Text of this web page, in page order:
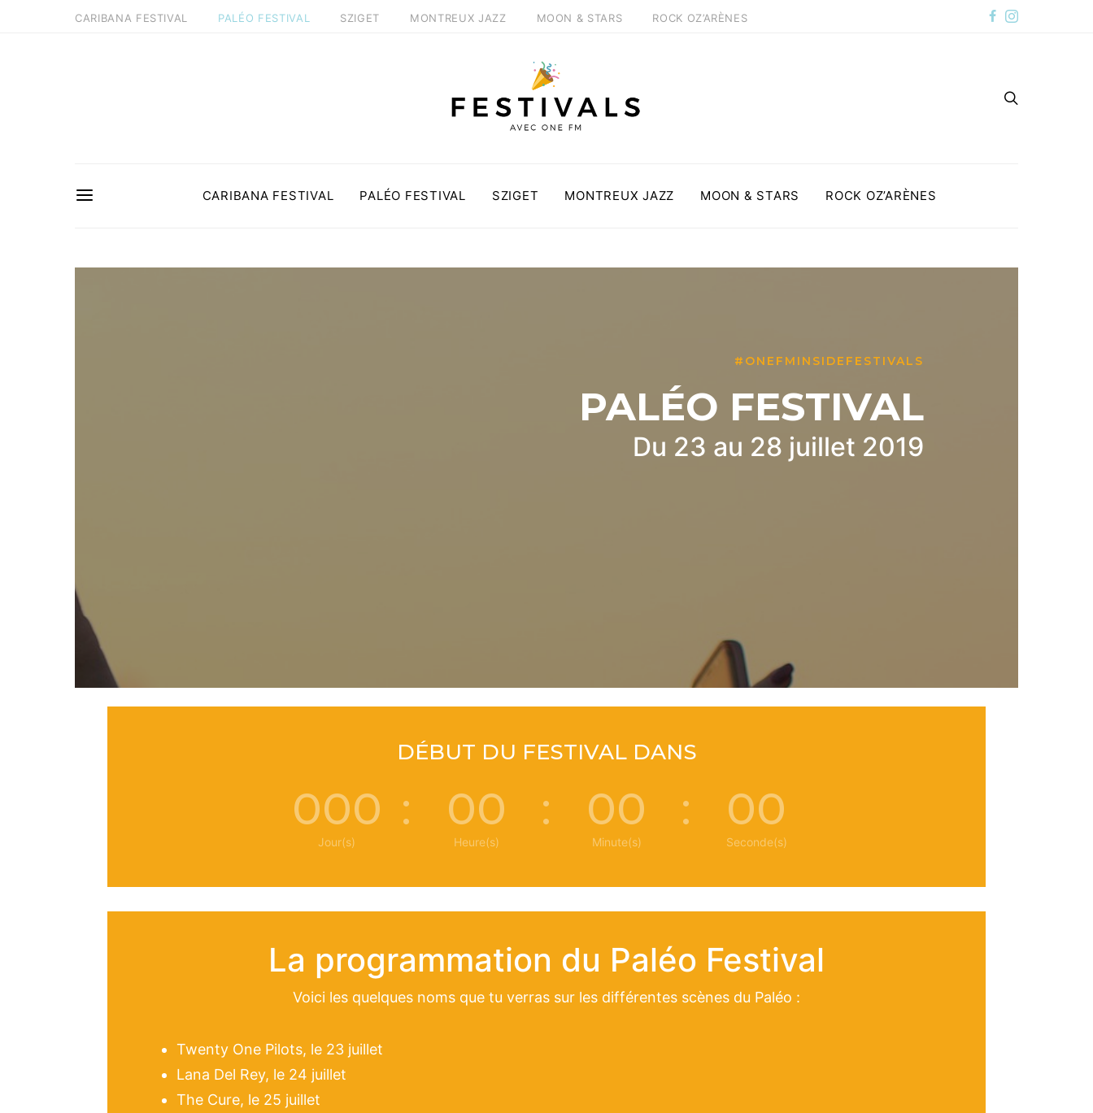
CARIBANA FESTIVAL PALÉO FESTIVAL SZIGET MONTREUX JAZZ MOON & STARS ROCK OZ’ARÈNES
CARIBANA FESTIVAL PALÉO FESTIVAL SZIGET MONTREUX JAZZ MOON & STARS ROCK OZ’ARÈNES
#ONEFMINSIDEFESTIVALS
PALÉO FESTIVAL
Du 23 au 28 juillet 2019
DÉBUT DU FESTIVAL DANS
000
Jour(s)
: 00
Heure(s)
: 00
Minute(s)
: 00
Seconde(s)
La programmation du Paléo Festival
Voici les quelques noms que tu verras sur les différentes scènes du Paléo :
Twenty One Pilots, le 23 juillet
Lana Del Rey, le 24 juillet
The Cure, le 25 juillet